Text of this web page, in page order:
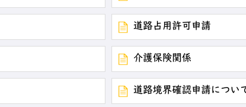
道路占用許可申請
介護保険関係
道路境界確認申請につい